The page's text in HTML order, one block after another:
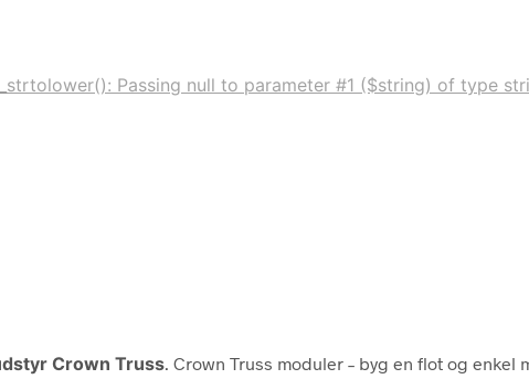
Passing null to parameter #1 ($string) of type
Crown Truss . Crown Truss moduler – byg en flot og enkel